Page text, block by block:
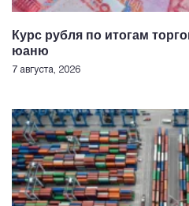
Курс рубля по итогам
юаню
7 августа, 2026